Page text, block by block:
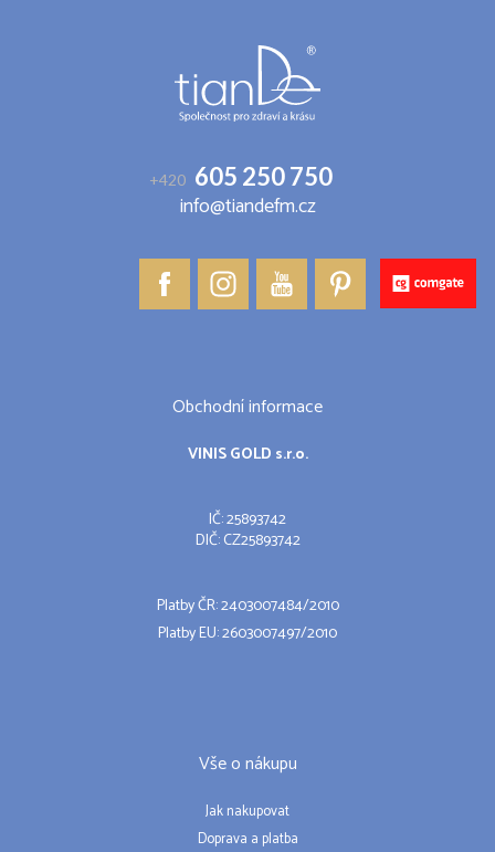
+420 605 250 750
info@tiandefm.cz
Obchodní informace
VINIS GOLD s.r.o.
IČ: 25893742
DIČ: CZ25893742
Platby ČR: 2403007484/2010
Platby EU: 2603007497/2010
Vše o nákupu
Jak nakupovat
Doprava a platba